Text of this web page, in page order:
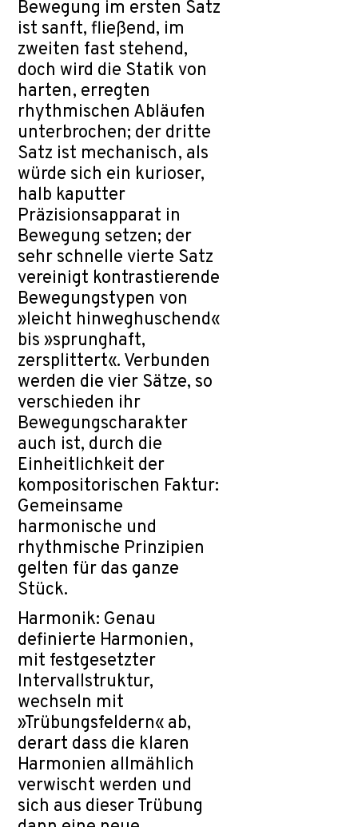
Bewegung im ersten Satz
ist sanft, fließend, im
zweiten fast stehend,
doch wird die Statik von
harten, erregten
rhythmischen Abläufen
unterbrochen; der dritte
Satz ist mechanisch, als
würde sich ein kurioser,
halb kaputter
Präzisionsapparat in
Bewegung setzen; der
sehr schnelle vierte Satz
vereinigt kontrastierende
Bewegungstypen von
»leicht hinweghuschend«
bis »sprunghaft,
zersplittert«. Verbunden
werden die vier Sätze, so
verschieden ihr
Bewegungscharakter
auch ist, durch die
Einheitlichkeit der
kompositorischen Faktur:
Gemeinsame
harmonische und
rhythmische Prinzipien
gelten für das ganze
Stück.
Harmonik: Genau
definierte Harmonien,
mit festgesetzter
Intervallstruktur,
wechseln mit
»Trübungsfeldern« ab,
derart dass die klaren
Harmonien allmählich
verwischt werden und
sich aus dieser Trübung